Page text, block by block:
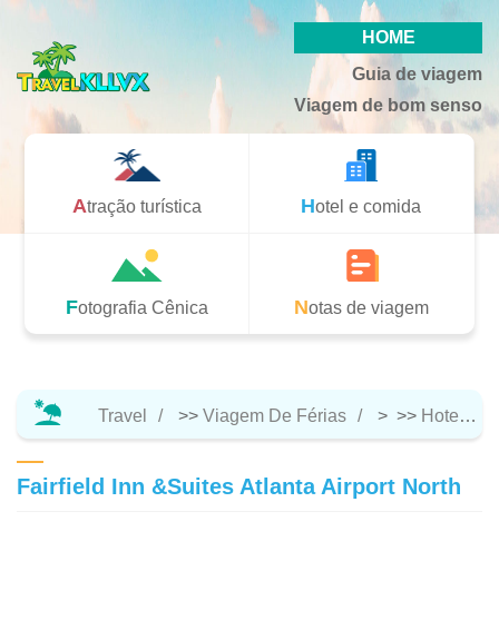
HOME
Guia de viagem
Viagem de bom senso
Atração turística Hotel e comida
Fotografia Cênica Notas de viagem
Travel >> Viagem De Férias > >> Hotel E Comida
Fairfield Inn &Suites Atlanta Airport North